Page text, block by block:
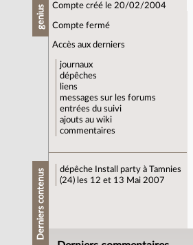
genius Compte créé le 20/02/2004
Compte fermé
Accès aux derniers
journaux
dépêches
liens
messages sur les forums
entrées du suivi
ajouts au wiki
commentaires
Derniers contenus dépêche
Install party à Tamnies
(24) les 12 et 13 Mai 2007